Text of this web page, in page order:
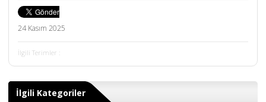
24 Kasım 2025
İlgili Terimler :
İlgili Kategoriler